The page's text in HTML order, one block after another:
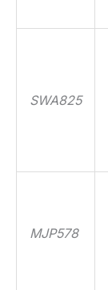
SWA825
MJP578